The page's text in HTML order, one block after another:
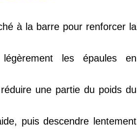
à la barre pour renforcer la
les épaules en
une partie du poids du
puis descendre lentement